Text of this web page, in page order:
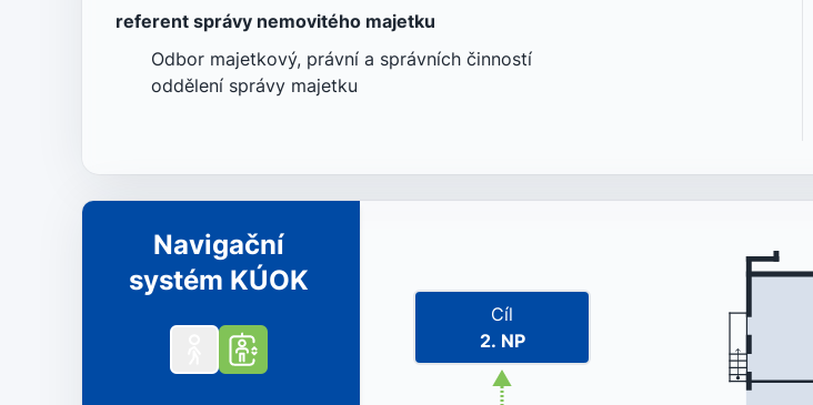
referent správy nemovitého majetku
Odbor majetkový, právní a správních činností
oddělení správy majetku
Navigační
systém KÚOK
Cíl
2. NP